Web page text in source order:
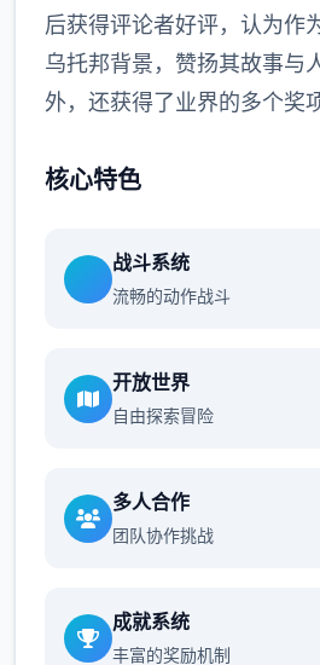
后获得评论者好评，认为作
乌托邦背景，赞扬其故事与
外，还获得了业界的多个奖项
核心特色
战斗系统
流畅的动作战斗
开放世界
自由探索冒险
多人合作
团队协作挑战
成就系统
丰富的奖励机制